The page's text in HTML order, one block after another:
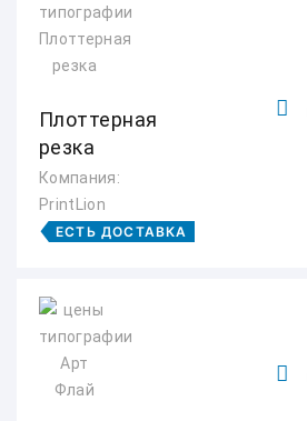
Плоттерная
резка
Компания:
PrintLion
ЕСТЬ ДОСТАВКА